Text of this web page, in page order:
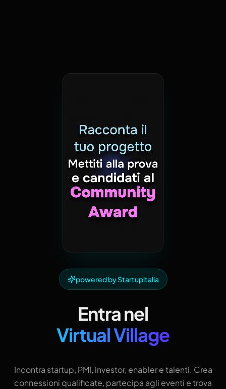
powered by Startupitalia
Entra nel
Virtual Village
Incontra startup, PMI, investor, enabler e talenti. Crea
connessioni qualificate, partecipa agli eventi e trova